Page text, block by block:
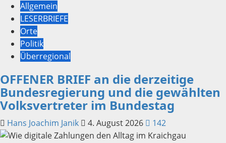
Allgemein
LESERBRIEFE
Orte
Politik
Überregional
OFFENER BRIEF an die derzeitige
Bundesregierung und die gewählten
Volksvertreter im Bundestag
Hans Joachim Janik 4. August 2026 142